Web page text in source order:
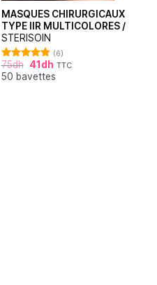
MASQUES CHIRURGICAUX
TYPE IIR MULTICOLORES /
STERISOIN
Note
4.83
sur 5
(6)
75dh 41 dh TTC
50 bavettes